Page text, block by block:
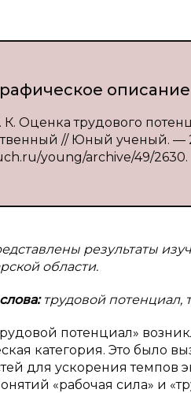
описание
К. Оценка трудового
// Юный ученый. —
young/archive/49/2630.
результаты
области.
трудовой потенциал,
потенциал»
категория. Это было
для ускорения темпов
«рабочая сила» и